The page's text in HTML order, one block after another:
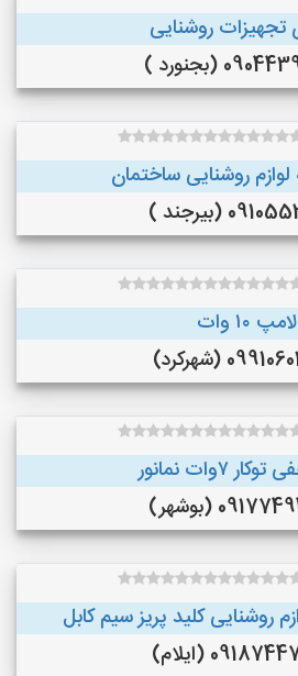
تجهیزات روشنایی
(بجنورد )
روشنایی ساختمان
(بیرجند )
لامپ ۱۰ وات
(شهرکرد)
۷وات نمانور
(بوشهر)
روشنایی کلید پریز سیم کابل
(ایلام)